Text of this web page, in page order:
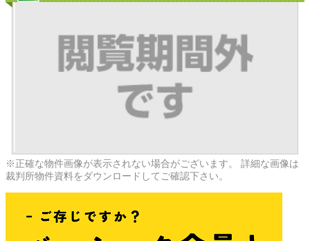
※正確な物件画像が表示されない場合がございます。 詳細な画像は
裁判所物件資料をダウンロードしてご確認下さい。